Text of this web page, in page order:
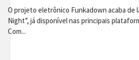
O projeto eletrônico Funkadown acaba de
Night”, já disponível nas principais
Com...